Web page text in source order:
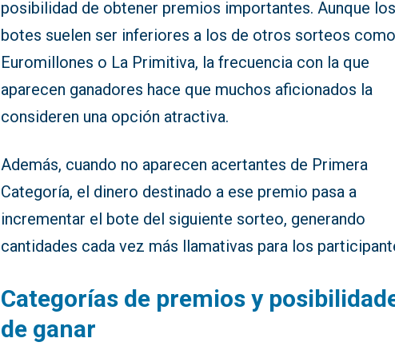
posibilidad de obtener premios importantes. Aunque los
botes suelen ser inferiores a los de otros sorteos como
Euromillones o La Primitiva, la frecuencia con la que
aparecen ganadores hace que muchos aficionados la
consideren una opción atractiva.
Además, cuando no aparecen acertantes de Primera
Categoría, el dinero destinado a ese premio pasa a
incrementar el bote del siguiente sorteo, generando
cantidades cada vez más llamativas para los
Categorías de premios y
de ganar